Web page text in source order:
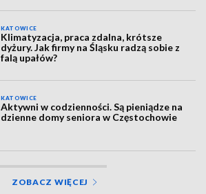
KATOWICE
Klimatyzacja, praca zdalna, krótsze
dyżury. Jak firmy na Śląsku radzą sobie z
falą upałów?
KATOWICE
Aktywni w codzienności. Są pieniądze na
dzienne domy seniora w Częstochowie
ZOBACZ WIĘCEJ